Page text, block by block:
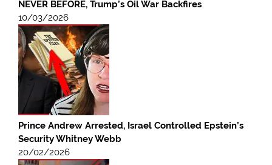
NEVER BEFORE, Trump’s Oil War Backfires
10/03/2026
Prince Andrew Arrested, Israel Controlled Epstein’s
Security Whitney Webb
20/02/2026